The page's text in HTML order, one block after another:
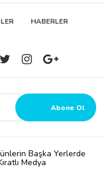
HABERLER
Başka Yerlerde
Medya